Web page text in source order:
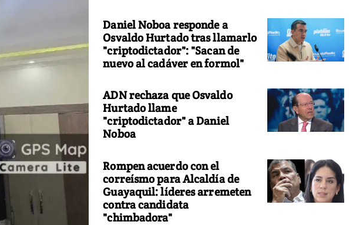
Daniel Noboa responde a
Osvaldo Hurtado tras llamarlo
"criptodictador": "Sacan de
nuevo al cadáver en formol"
ADN rechaza que Osvaldo
Hurtado llame
"criptodictador" a Daniel
Noboa
Rompen acuerdo con el
correísmo para Alcaldía de
Guayaquil: líderes arremeten
contra candidata
"chimbadora"